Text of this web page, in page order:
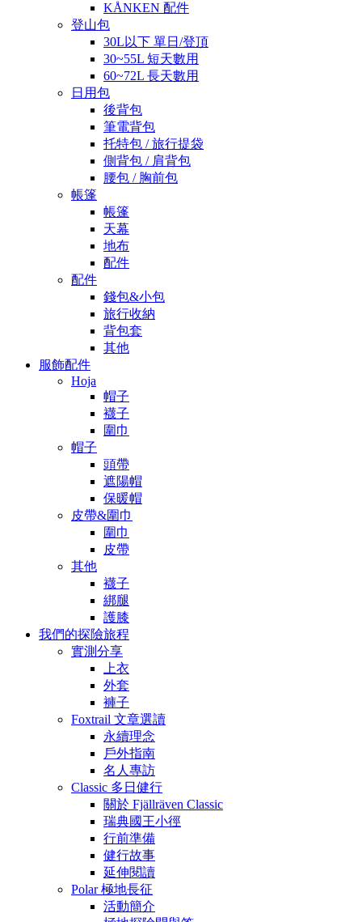
KÅNKEN 配件
登山包
30L以下 單日/登頂
30~55L 短天數用
60~72L 長天數用
日用包
後背包
筆電背包
托特包 / 旅行提袋
側背包 / 肩背包
腰包 / 胸前包
帳篷
帳篷
天幕
地布
配件
配件
錢包&小包
旅行收納
背包套
其他
服飾配件
Hoja
帽子
襪子
圍巾
帽子
頭帶
遮陽帽
保暖帽
皮帶&圍巾
圍巾
皮帶
其他
襪子
綁腿
護膝
我們的探險旅程
實測分享
上衣
外套
褲子
Foxtrail 文章選讀
永續理念
戶外指南
名人專訪
Classic 多日健行
關於 Fjällräven Classic
瑞典國王小徑
行前準備
健行故事
延伸閱讀
Polar 極地長征
活動簡介